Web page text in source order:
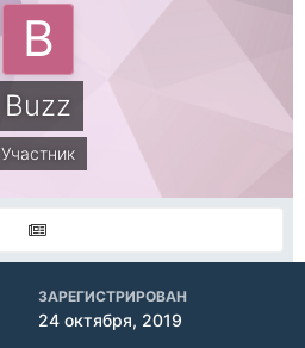
Buzz
Участник
ЗАРЕГИСТРИРОВАН
24 октября, 2019